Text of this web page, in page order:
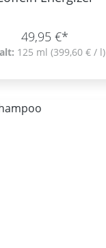
49,95 €*
125 ml (399,60 € / l)